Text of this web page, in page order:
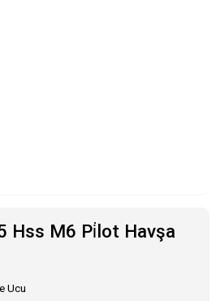
Hss M6 Pi̇lot Havşa
Ucu